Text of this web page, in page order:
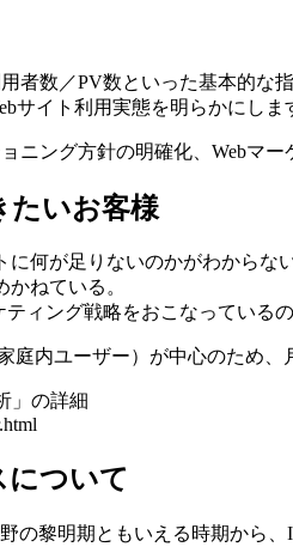
者数／PV数といった基本的
サイト利用実態を明らかにしま
ニング方針の明確化、Webマ
たいお客様
何が足りないのかがわからない
ねている。
ィング戦略をおこなっている
庭内ユーザー）が中心のため、
」の詳細
について
の黎明期ともいえる時期から